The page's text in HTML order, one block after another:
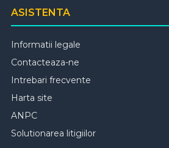
ASISTENTA
Informatii legale
Contacteaza-ne
Intrebari frecvente
Harta site
ANPC
Solutionarea litigiilor